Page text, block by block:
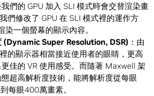
們的 GPU 加入 SLI 模式時會交替渲染畫
們修改了 GPU 在 SLI 模式裡的運作方
染一個螢幕的顯示內容。
(Dynamic Super Resolution, DSR) ：由
的顯示器相當接近使用者的眼睛，更高
佳的 VR 使用感受。而隨著 Maxwell 架
超高解析度技術，能將解析度從每眼
每眼400萬畫素。